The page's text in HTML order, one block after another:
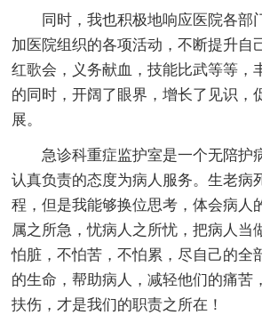
同时，我也积极地响应医院各部
加医院组织的各项活动，不断提升自
红歌会，义务献血，技能比武等等，
的同时，开阔了眼界，增长了见识，
展。
急诊科重症监护室是一个无陪护
认真负责的态度为病人服务。生老病
程，但是我能够换位思考，体会病人
属之所急，忧病人之所忧，把病人当
怕脏，不怕苦，不怕累，尽自己的全
的生命，帮助病人，减轻他们的痛苦
扶伤，才是我们的职责之所在！